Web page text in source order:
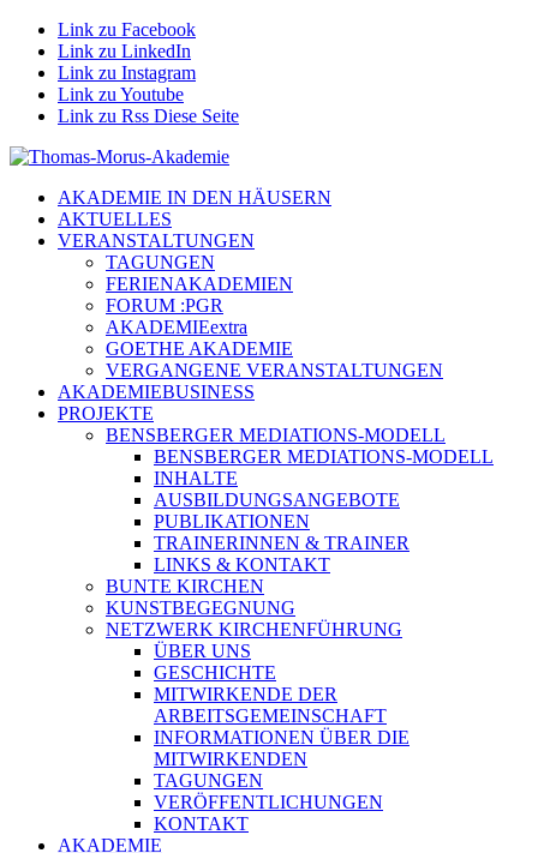
Link zu Facebook
Link zu LinkedIn
Link zu Instagram
Link zu Youtube
Link zu Rss Diese Seite
AKADEMIE IN DEN HÄUSERN
AKTUELLES
VERANSTALTUNGEN
TAGUNGEN
FERIENAKADEMIEN
FORUM :PGR
AKADEMIEextra
GOETHE AKADEMIE
VERGANGENE VERANSTALTUNGEN
AKADEMIEBUSINESS
PROJEKTE
BENSBERGER MEDIATIONS-MODELL
BENSBERGER MEDIATIONS-MODELL
INHALTE
AUSBILDUNGSANGEBOTE
PUBLIKATIONEN
TRAINERINNEN & TRAINER
LINKS & KONTAKT
BUNTE KIRCHEN
KUNSTBEGEGNUNG
NETZWERK KIRCHENFÜHRUNG
ÜBER UNS
GESCHICHTE
MITWIRKENDE DER
ARBEITSGEMEINSCHAFT
INFORMATIONEN ÜBER DIE
MITWIRKENDEN
TAGUNGEN
VERÖFFENTLICHUNGEN
KONTAKT
AKADEMIE